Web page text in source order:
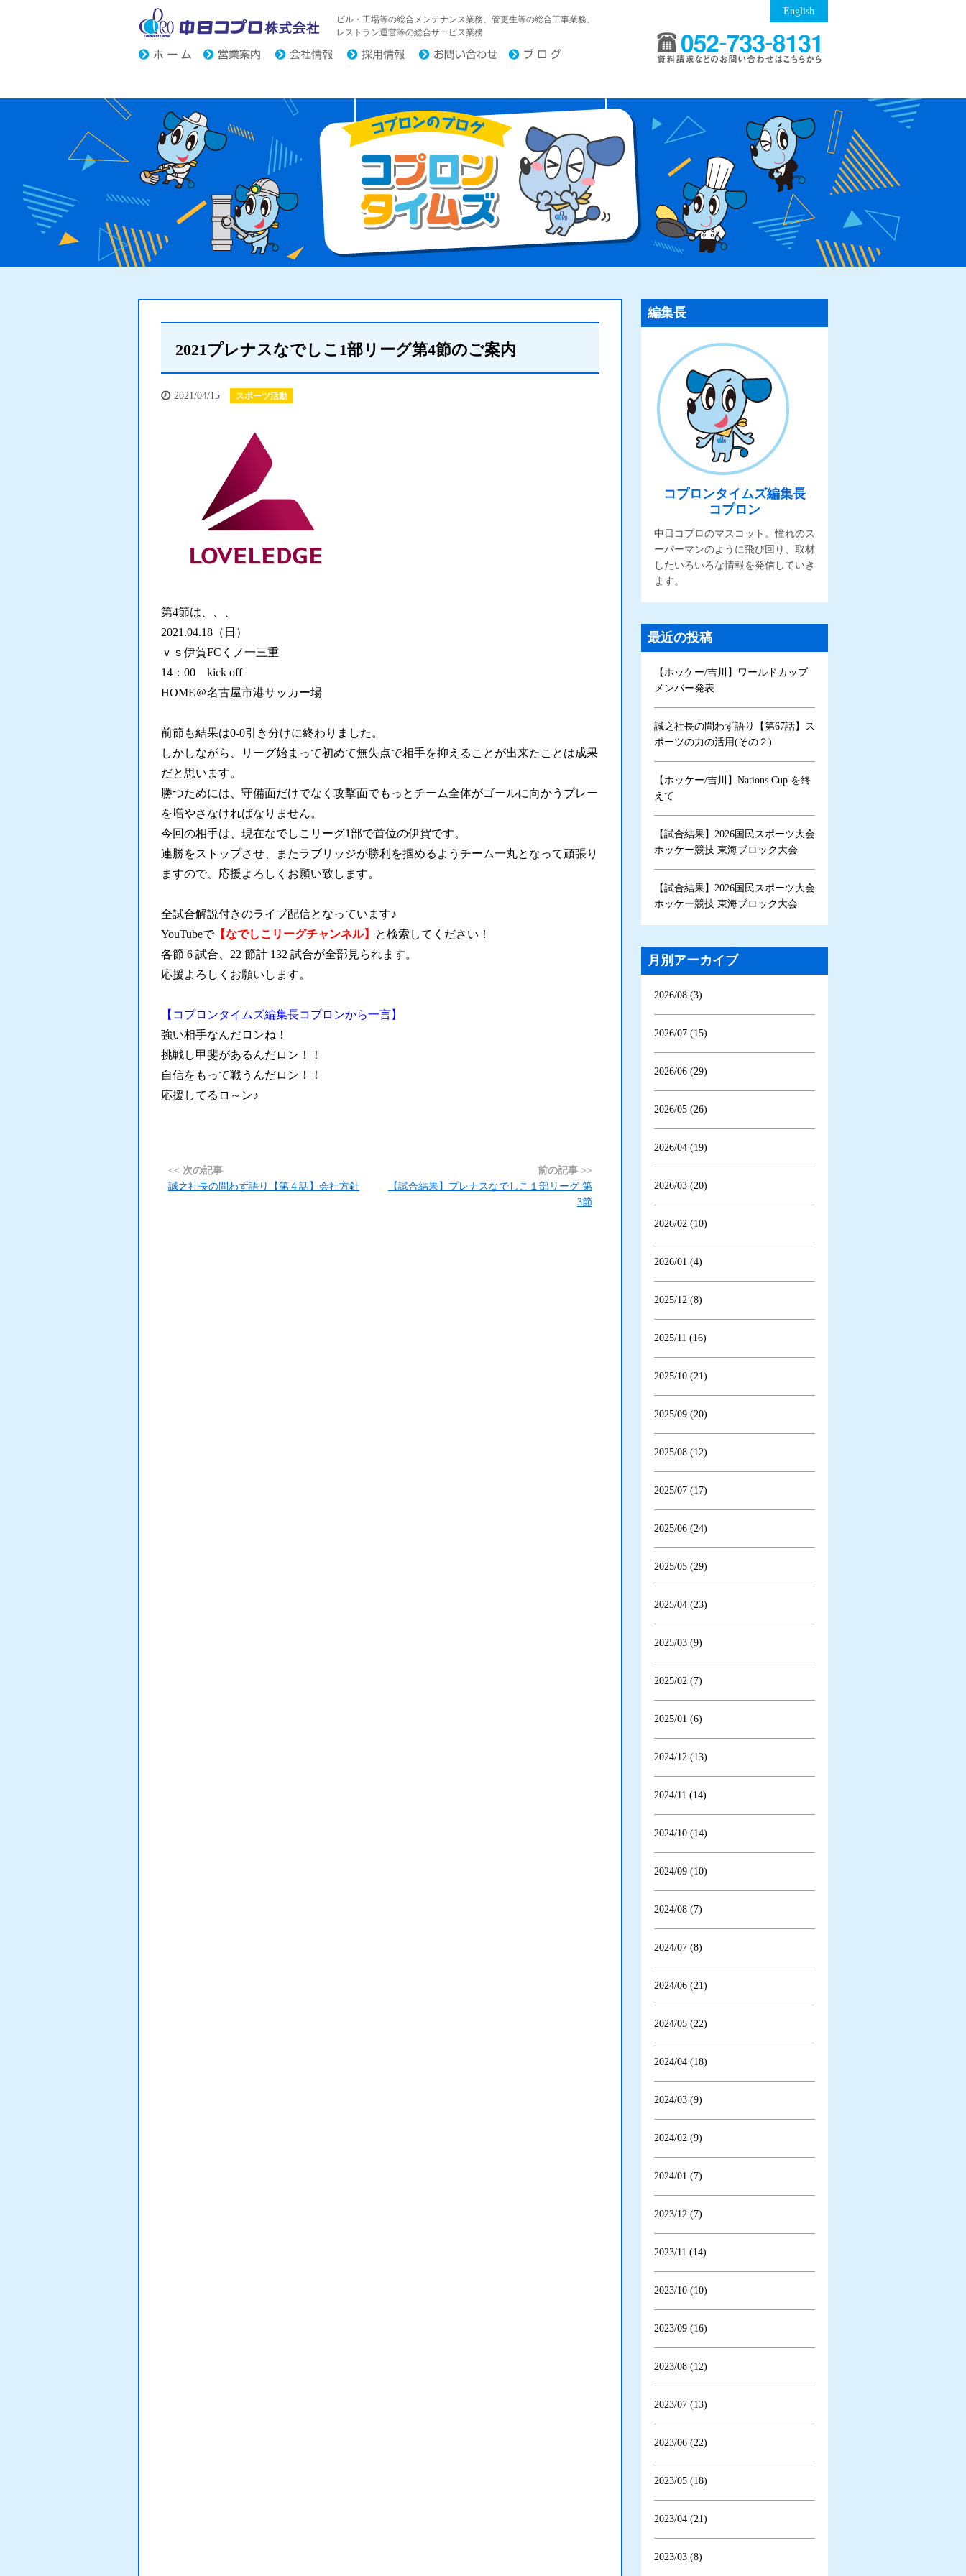
中日コプロ株式会社
ビル・工場等の総合メンテナンス業務、管更生等の総合工事業務、
レストラン運営等の総合サービス業務
English
2021プレナスなでしこ1部リーグ第4節のご案内
2021/04/15 スポーツ活動
第4節は、、、
2021.04.18（日）
ｖｓ伊賀FCくノ一三重
14：00 kick off
HOME＠名古屋市港サッカー場
前節も結果は0-0引き分けに終わりました。
しかしながら、リーグ始まって初めて無失点で相手を抑えることが出来たことは成果
だと思います。
勝つためには、守備面だけでなく攻撃面でもっとチーム全体がゴールに向かうプレー
を増やさなければなりません。
今回の相手は、現在なでしこリーグ1部で首位の伊賀です。
連勝をストップさせ、またラブリッジが勝利を掴めるようチーム一丸となって頑張り
ますので、応援よろしくお願い致します。
全試合解説付きのライブ配信となっています♪
YouTubeで【なでしこリーグチャンネル】
と検索してください！
各節 6 試合、22 節計 132 試合が全部見られます。
応援よろしくお願いします。
【コプロンタイムズ編集長コプロンから一言】
強い相手なんだロンね！
挑戦し甲斐があるんだロン！！
自信をもって戦うんだロン！！
応援してるロ～ン♪
<< 次の記事
誠之社長の問わず語り【第４話】会社方針
前の記事 >>
【試合結果】プレナスなでしこ１部リーグ 第
3節
編集長
コプロンタイムズ編集長
コプロン
中日コプロのマスコット。憧れのス
ーパーマンのように飛び回り、取材
したいろいろな情報を発信していき
ます。
最近の投稿
【ホッケー/吉川】ワールドカップ
メンバー発表
誠之社長の問わず語り【第67話】ス
ポーツの力の活用(その２)
【ホッケー/吉川】Nations Cup を終
えて
【試合結果】2026国民スポーツ大会
ホッケー競技 東海ブロック大会
【試合結果】2026国民スポーツ大会
ホッケー競技 東海ブロック大会
月別アーカイブ
2026/08 (3)
2026/07 (15)
2026/06 (29)
2026/05 (26)
2026/04 (19)
2026/03 (20)
2026/02 (10)
2026/01 (4)
2025/12 (8)
2025/11 (16)
2025/10 (21)
2025/09 (20)
2025/08 (12)
2025/07 (17)
2025/06 (24)
2025/05 (29)
2025/04 (23)
2025/03 (9)
2025/02 (7)
2025/01 (6)
2024/12 (13)
2024/11 (14)
2024/10 (14)
2024/09 (10)
2024/08 (7)
2024/07 (8)
2024/06 (21)
2024/05 (22)
2024/04 (18)
2024/03 (9)
2024/02 (9)
2024/01 (7)
2023/12 (7)
2023/11 (14)
2023/10 (10)
2023/09 (16)
2023/08 (12)
2023/07 (13)
2023/06 (22)
2023/05 (18)
2023/04 (21)
2023/03 (8)